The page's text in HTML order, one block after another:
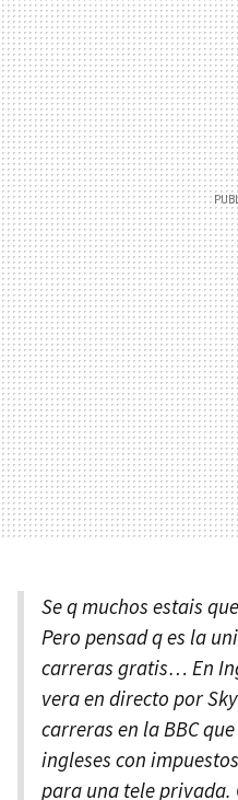
Se q muchos estais
Pero pensad q es la
carreras gratis… En
vera en directo por
carreras en laBBCque
ingleses con
para una tele privada.